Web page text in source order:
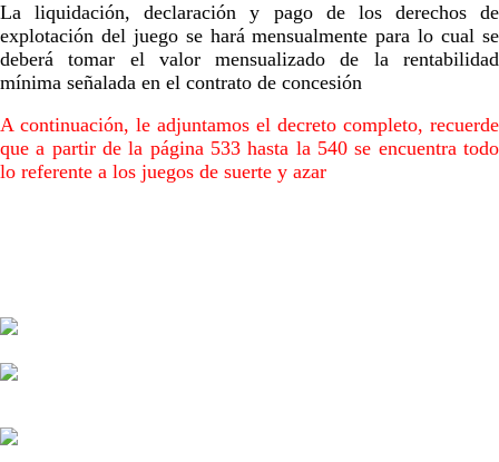
La liquidación, declaración y pago de los derechos de
explotación del juego se hará mensualmente para lo cual se
deberá tomar el valor mensualizado de la rentabilidad
mínima señalada en el contrato de concesión
A continuación, le adjuntamos el decreto completo, recuerde
que a partir de la página 533 hasta la 540 se encuentra todo
lo referente a los juegos de suerte y azar